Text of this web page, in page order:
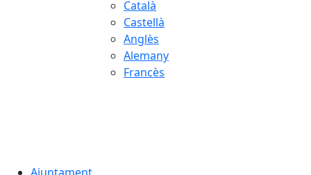
Català
Castellà
Anglès
Alemany
Francès